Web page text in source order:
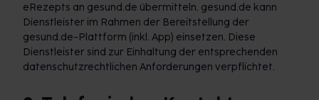
eRezepts an gesund.de übermitteln. gesund.de kann
Dienstleister im Rahmen der Bereitstellung der
gesund.de-Plattform (inkl. App) einsetzen. Diese
Dienstleister sind zur Einhaltung der entsprechenden
datenschutzrechtlichen Anforderungen verpflichtet.